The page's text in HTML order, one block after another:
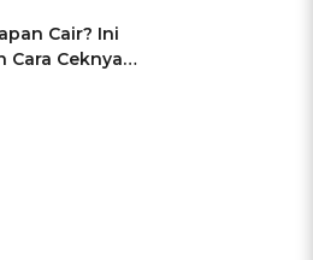
Cair? Ini
Cara Ceknya